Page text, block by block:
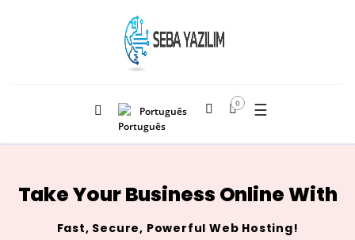
Português
0 ☰
Take Your Business Online With
Fast, Secure, Powerful Web Hosting!